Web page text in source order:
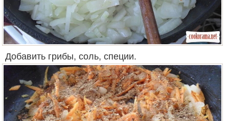
Добавить грибы, соль, специи.